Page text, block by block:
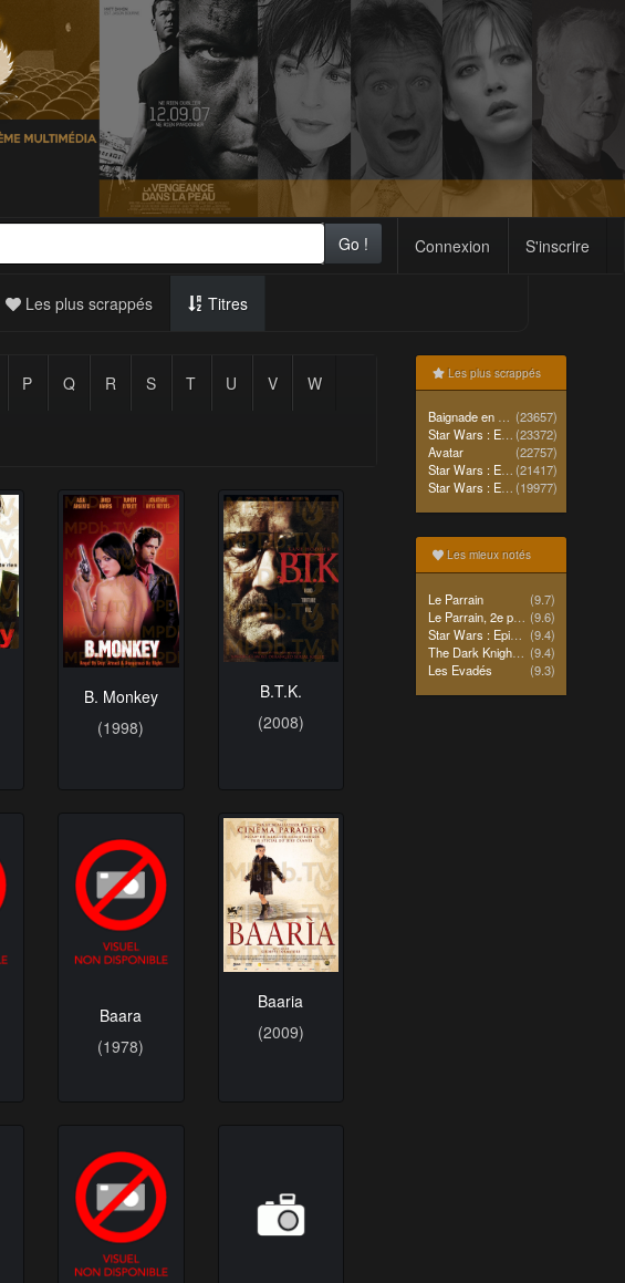
Connexion S'inscrire
Go !
Les plus scrappés Titres
P Q R S T U V W
B. Monkey
(1998)
B.T.K.
(2008)
Baara
(1978)
Baaria
(2009)
Les plus scrappés
Baignade en mer (23657)
Star Wars : Episode IV - Un nouvel espoir (La Guerre des étoiles) (23372)
Avatar
(22757)
Star Wars : Episode II - L'Attaque des clones (21417)
Star Wars : Episode I - La Menace fantôme (19977)
Les mieux notés
Le Parrain
(9.7)
Le Parrain, 2e partie
(9.6)
Star Wars : Episode IV - Un nouvel espoir (La Guerre des étoiles)
(9.4)
The Dark Knight Rises
(9.4)
Les Evadés
(9.3)